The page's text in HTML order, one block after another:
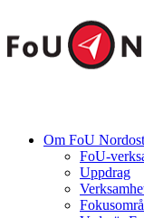
Om FoU Nordost
FoU-
Uppdrag